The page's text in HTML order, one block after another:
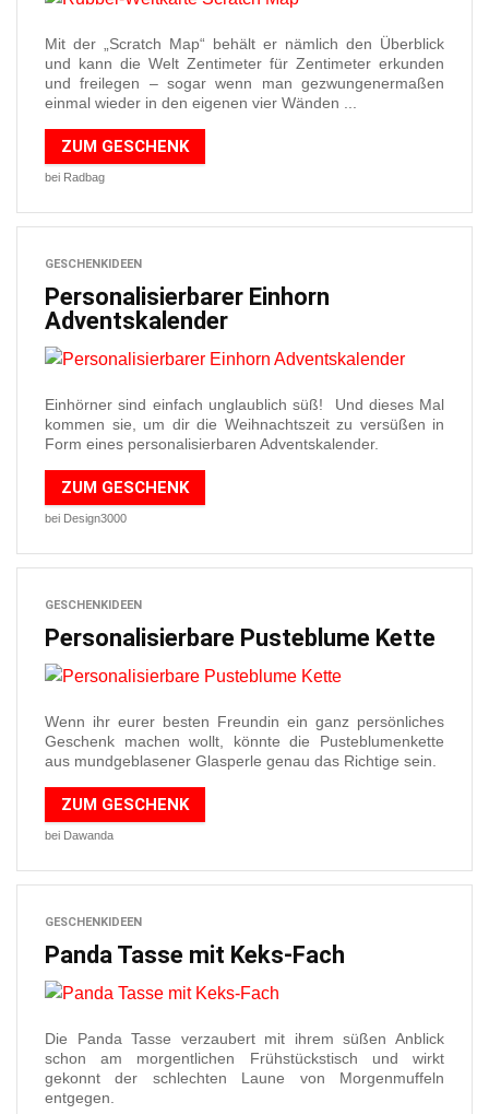
Mit der „Scratch Map“ behält er nämlich den Überblick
und kann die Welt Zentimeter für Zentimeter erkunden
und freilegen – sogar wenn man gezwungenermaßen
einmal wieder in den eigenen vier Wänden ...
ZUM GESCHENK
bei Radbag
GESCHENKIDEEN
Personalisierbarer Einhorn
Adventskalender
Einhörner sind einfach unglaublich süß! Und dieses Mal
kommen sie, um dir die Weihnachtszeit zu versüßen in
Form eines personalisierbaren Adventskalender.
ZUM GESCHENK
bei Design3000
GESCHENKIDEEN
Personalisierbare Pusteblume Kette
Wenn ihr eurer besten Freundin ein ganz persönliches
Geschenk machen wollt, könnte die Pusteblumenkette
aus mundgeblasener Glasperle genau das Richtige sein.
ZUM GESCHENK
bei Dawanda
GESCHENKIDEEN
Panda Tasse mit Keks-Fach
Die Panda Tasse verzaubert mit ihrem süßen Anblick
schon am morgentlichen Frühstückstisch und wirkt
gekonnt der schlechten Laune von Morgenmuffeln
entgegen.